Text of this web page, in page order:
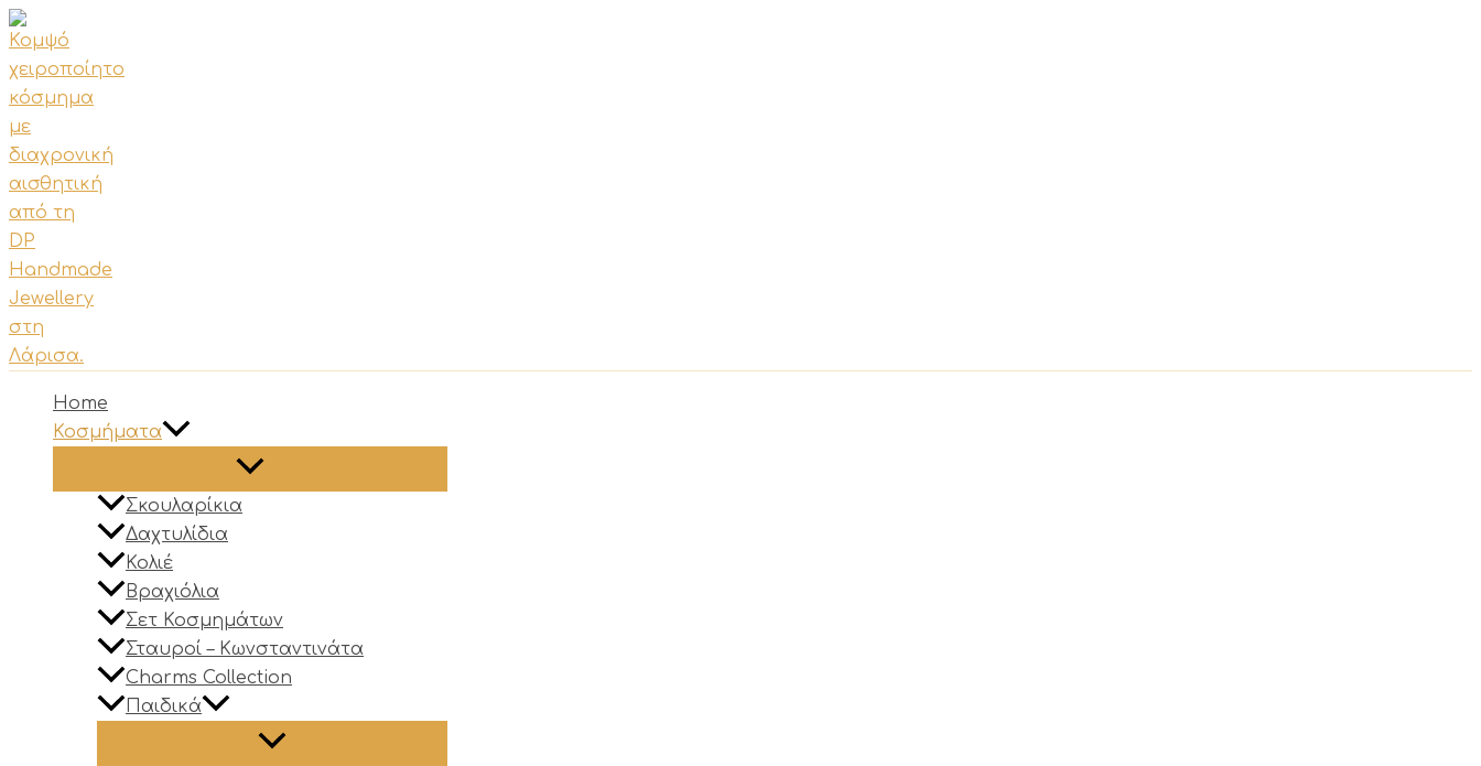
Μετάβαση
στο
περιεχόμενο
Home
Κοσμήματα
Σκουλαρίκια
Δαχτυλίδια
Κολιέ
Βραχιόλια
Σετ Κοσμημάτων
Σταυροί – Κωνσταντινάτα
Charms Collection
Παιδικά